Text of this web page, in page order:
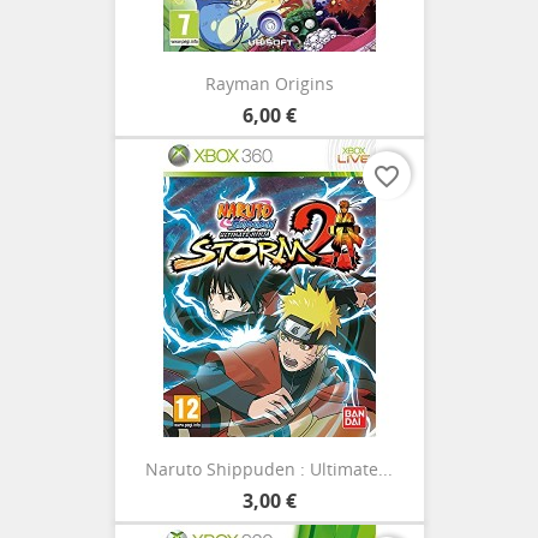
Rayman Origins
6,00 €
Naruto Shippuden : Ultimate...
3,00 €
favorite_border